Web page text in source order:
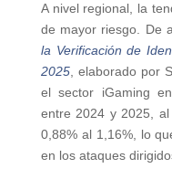
A nivel regional, la
de mayor riesgo. De
la Verificación de
2025, elaborado por
el sector iGaming
entre 2024 y 2025,
0,88% al 1,16%, lo
en los ataques